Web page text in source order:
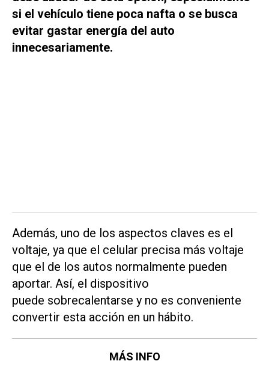
si el vehículo tiene poca nafta o se busca
evitar gastar energía del auto
innecesariamente.
Además, uno de los aspectos claves es el
voltaje, ya que el celular precisa más voltaje
que el de los autos normalmente pueden
aportar. Así, el dispositivo
puede sobrecalentarse y no es conveniente
convertir esta acción en un hábito.
MÁS INFO